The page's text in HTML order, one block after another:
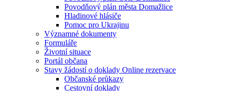
Povodňový plán města Domažlice
Hladinové hlásiče
Pomoc pro Ukrajinu
Významné dokumenty
Formuláře
Životní situace
Portál občana
Stavy žádostí o doklady Online rezervace
Občanské průkazy
Cestovní doklady